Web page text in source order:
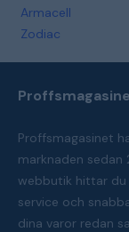
Armacell
Zodiac
Proffsmagasinet
marknaden sedan
webbutik hittar du
service och
dina varor redan